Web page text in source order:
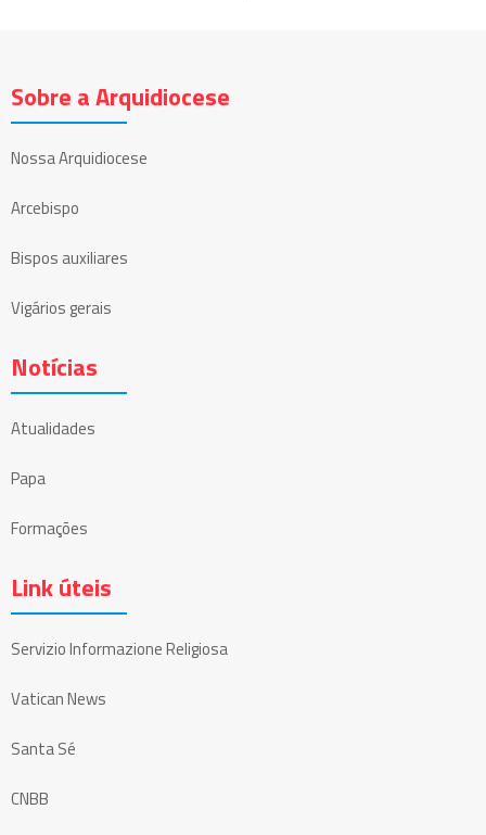
Sobre a Arquidiocese
Nossa Arquidiocese
Arcebispo
Bispos auxiliares
Vigários gerais
Notícias
Atualidades
Papa
Formações
Link úteis
Servizio Informazione Religiosa
Vatican News
Santa Sé
CNBB